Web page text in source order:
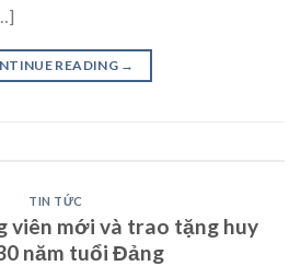
READING →
TIN TỨC
viên mới và trao tặng huy
năm tuổi Đảng